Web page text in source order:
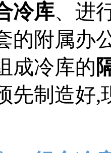
冷库、进
的附属办
成冷库的
先制造好,